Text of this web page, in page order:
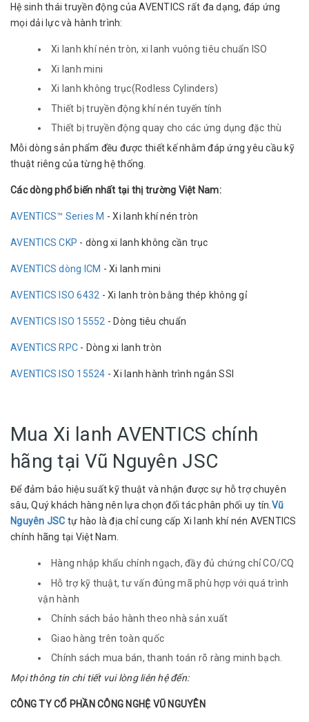
Hệ sinh thái truyền động của AVENTICS rất đa dạng, đáp ứng
mọi dải lực và hành trình:
Xi lanh khí nén tròn, xi lanh vuông tiêu chuẩn ISO
Xi lanh mini
Xi lanh không trục(Rodless Cylinders)
Thiết bị truyền động khí nén tuyến tính
Thiết bị truyền động quay cho các ứng dụng đặc thù
Mỗi dòng sản phẩm đều được thiết kế nhằm đáp ứng yêu cầu kỹ
thuật riêng của từng hệ thống.
Các dòng phổ biến nhất tại thị trường Việt Nam:
AVENTICS™ Series M - Xi lanh khí nén tròn
AVENTICS CKP - dòng xi lanh không cần trục
AVENTICS dòng ICM - Xi lanh mini
AVENTICS ISO 6432 - Xi lanh tròn bằng thép không gỉ
AVENTICS ISO 15552 - Dòng tiêu chuẩn
AVENTICS RPC - Dòng xi lanh tròn
AVENTICS ISO 15524 - Xi lanh hành trình ngắn SSI
Mua Xi lanh AVENTICS chính
hãng tại Vũ Nguyên JSC
Để đảm bảo hiệu suất kỹ thuật và nhận được sự hỗ trợ chuyên
sâu, Quý khách hàng nên lựa chọn đối tác phân phối uy tín. Vũ
Nguyên JSC tự hào là địa chỉ cung cấp Xi lanh khí nén AVENTICS
chính hãng tại Việt Nam.
Hàng nhập khẩu chính ngạch, đầy đủ chứng chỉ CO/CQ
Hỗ trợ kỹ thuật, tư vấn đúng mã phù hợp với quá trình
vận hành
Chính sách bảo hành theo nhà sản xuất
Giao hàng trên toàn quốc
Chính sách mua bán, thanh toán rõ ràng minh bạch.
Mọi thông tin chi tiết vui lòng liên hệ đến:
CÔNG TY CỔ PHẦN CÔNG NGHỆ VŨ NGUYÊN